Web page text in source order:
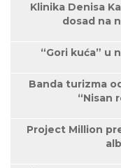
Klinika Denisa
dosad na
“Gori kuća” u
Banda turizma
“Nisan
Project Million